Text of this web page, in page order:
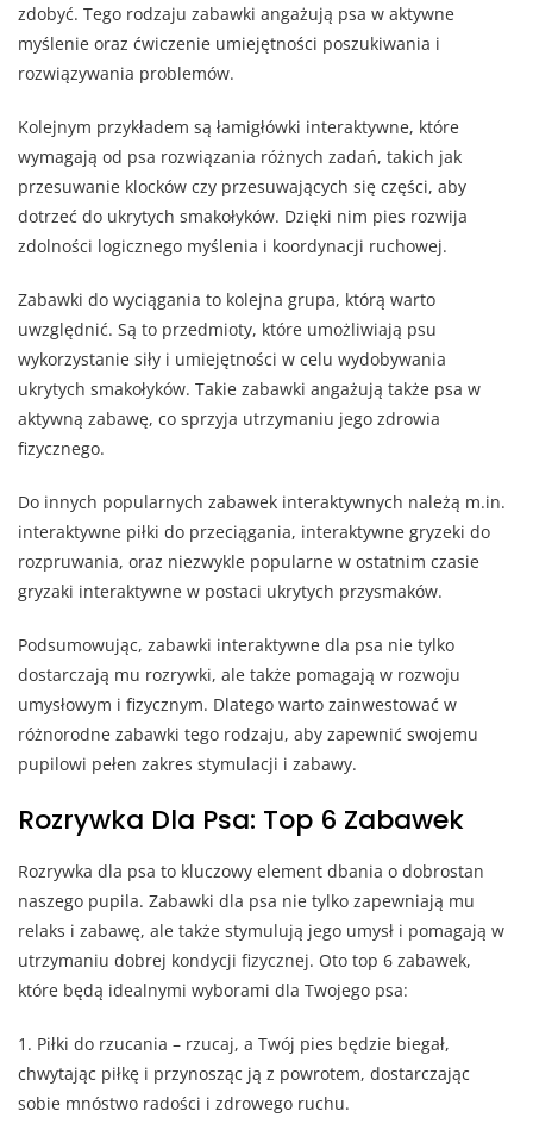
zdobyć. Tego rodzaju zabawki angażują psa w aktywne
myślenie oraz ćwiczenie umiejętności poszukiwania i
rozwiązywania problemów.
Kolejnym przykładem są łamigłówki interaktywne, które
wymagają od psa rozwiązania różnych zadań, takich jak
przesuwanie klocków czy przesuwających się części, aby
dotrzeć do ukrytych smakołyków. Dzięki nim pies rozwija
zdolności logicznego myślenia i koordynacji ruchowej.
Zabawki do wyciągania to kolejna grupa, którą warto
uwzględnić. Są to przedmioty, które umożliwiają psu
wykorzystanie siły i umiejętności w celu wydobywania
ukrytych smakołyków. Takie zabawki angażują także psa w
aktywną zabawę, co sprzyja utrzymaniu jego zdrowia
fizycznego.
Do innych popularnych zabawek interaktywnych należą m.in.
interaktywne piłki do przeciągania, interaktywne gryzeki do
rozpruwania, oraz niezwykle popularne w ostatnim czasie
gryzaki interaktywne w postaci ukrytych przysmaków.
Podsumowując, zabawki interaktywne dla psa nie tylko
dostarczają mu rozrywki, ale także pomagają w rozwoju
umysłowym i fizycznym. Dlatego warto zainwestować w
różnorodne zabawki tego rodzaju, aby zapewnić swojemu
pupilowi pełen zakres stymulacji i zabawy.
Rozrywka Dla Psa: Top 6 Zabawek
Rozrywka dla psa to kluczowy element dbania o dobrostan
naszego pupila. Zabawki dla psa nie tylko zapewniają mu
relaks i zabawę, ale także stymulują jego umysł i pomagają w
utrzymaniu dobrej kondycji fizycznej. Oto top 6 zabawek,
które będą idealnymi wyborami dla Twojego psa:
1. Piłki do rzucania – rzucaj, a Twój pies będzie biegał,
chwytając piłkę i przynosząc ją z powrotem, dostarczając
sobie mnóstwo radości i zdrowego ruchu.